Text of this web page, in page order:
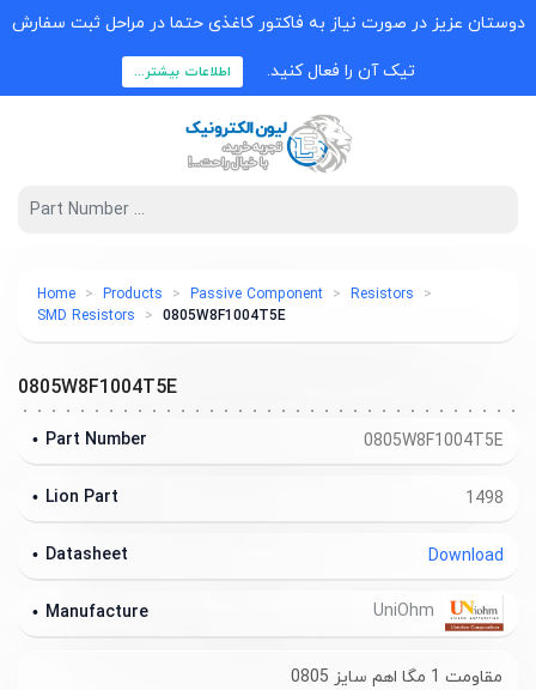
دوستان عزیز در صورت نیاز به فاکتور کاغذی حتما در مراحل ثبت سفارش
تیک آن را فعال کنید. اطلاعات بیشتر...
Home Products Passive Component
Resistors
SMD Resistors
0805W8F1004T5E
0805W8F1004T5E
0805W8F1004T5E
Part Number
1498
Lion Part
Download
Datasheet
Manufacture
مقاومت 1 مگا اهم سایز 0805